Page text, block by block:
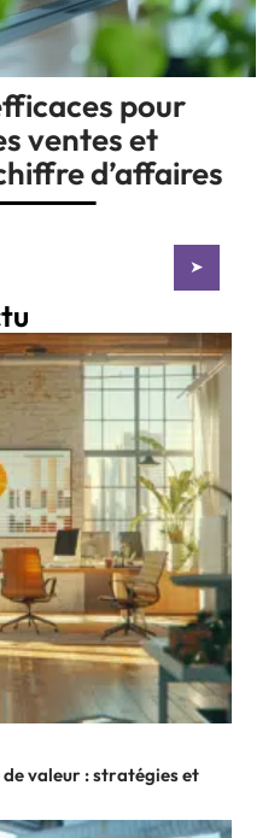
pour
ventes et
d’affaires
valeur : stratégies et